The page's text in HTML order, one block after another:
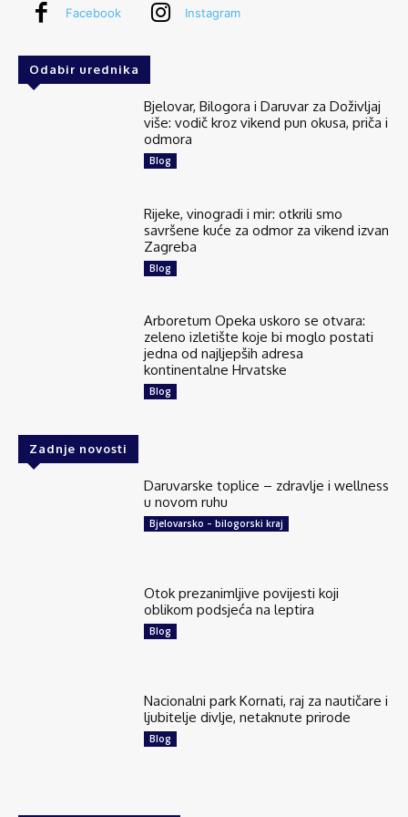
Facebook Instagram
Odabir urednika
Bjelovar, Bilogora i Daruvar za Doživljaj
više: vodič kroz vikend pun okusa, priča i
odmora
Blog
Rijeke, vinogradi i mir: otkrili smo
savršene kuće za odmor za vikend izvan
Zagreba
Blog
Arboretum Opeka uskoro se otvara:
zeleno izletište koje bi moglo postati
jedna od najljepših adresa
kontinentalne Hrvatske
Blog
Zadnje novosti
Daruvarske toplice – zdravlje i wellness
u novom ruhu
Bjelovarsko – bilogorski kraj
Otok prezanimljive povijesti koji
oblikom podsjeća na leptira
Blog
Nacionalni park Kornati, raj za nautičare i
ljubitelje divlje, netaknute prirode
Blog